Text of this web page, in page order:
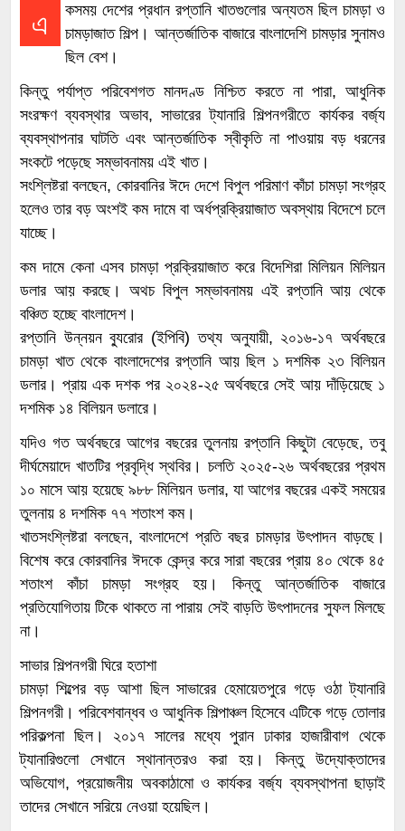
এ
কসময় দেশের প্রধান রপ্তানি খাতগুলোর অন্যতম ছিল চামড়া ও
চামড়াজাত শিল্প। আন্তর্জাতিক বাজারে বাংলাদেশি চামড়ার সুনামও
ছিল বেশ।
কিন্তু পর্যাপ্ত পরিবেশগত মানদণ্ড নিশ্চিত করতে না পারা, আধুনিক
সংরক্ষণ ব্যবস্থার অভাব, সাভারের ট্যানারি শিল্পনগরীতে কার্যকর বর্জ্য
ব্যবস্থাপনার ঘাটতি এবং আন্তর্জাতিক স্বীকৃতি না পাওয়ায় বড় ধরনের
সংকটে পড়েছে সম্ভাবনাময় এই খাত।
সংশ্লিষ্টরা বলছেন, কোরবানির ঈদে দেশে বিপুল পরিমাণ কাঁচা চামড়া সংগ্রহ
হলেও তার বড় অংশই কম দামে বা অর্ধপ্রক্রিয়াজাত অবস্থায় বিদেশে চলে
যাচ্ছে।
কম দামে কেনা এসব চামড়া প্রক্রিয়াজাত করে বিদেশিরা মিলিয়ন মিলিয়ন
ডলার আয় করছে। অথচ বিপুল সম্ভাবনাময় এই রপ্তানি আয় থেকে
বঞ্চিত হচ্ছে বাংলাদেশ।
রপ্তানি উন্নয়ন ব্যুরোর (ইপিবি) তথ্য অনুযায়ী, ২০১৬-১৭ অর্থবছরে
চামড়া খাত থেকে বাংলাদেশের রপ্তানি আয় ছিল ১ দশমিক ২৩ বিলিয়ন
ডলার। প্রায় এক দশক পর ২০২৪-২৫ অর্থবছরে সেই আয় দাঁড়িয়েছে ১
দশমিক ১৪ বিলিয়ন ডলারে।
যদিও গত অর্থবছরে আগের বছরের তুলনায় রপ্তানি কিছুটা বেড়েছে, তবু
দীর্ঘমেয়াদে খাতটির প্রবৃদ্ধি স্থবির। চলতি ২০২৫-২৬ অর্থবছরের প্রথম
১০ মাসে আয় হয়েছে ৯৮৮ মিলিয়ন ডলার, যা আগের বছরের একই সময়ের
তুলনায় ৪ দশমিক ৭৭ শতাংশ কম।
খাতসংশ্লিষ্টরা বলছেন, বাংলাদেশে প্রতি বছর চামড়ার উৎপাদন বাড়ছে।
বিশেষ করে কোরবানির ঈদকে কেন্দ্র করে সারা বছরের প্রায় ৪০ থেকে ৪৫
শতাংশ কাঁচা চামড়া সংগ্রহ হয়। কিন্তু আন্তর্জাতিক বাজারে
প্রতিযোগিতায় টিকে থাকতে না পারায় সেই বাড়তি উৎপাদনের সুফল মিলছে
না।
সাভার শিল্পনগরী ঘিরে হতাশা
চামড়া শিল্পের বড় আশা ছিল সাভারের হেমায়েতপুরে গড়ে ওঠা ট্যানারি
শিল্পনগরী। পরিবেশবান্ধব ও আধুনিক শিল্পাঞ্চল হিসেবে এটিকে গড়ে তোলার
পরিকল্পনা ছিল। ২০১৭ সালের মধ্যে পুরান ঢাকার হাজারীবাগ থেকে
ট্যানারিগুলো সেখানে স্থানান্তরও করা হয়। কিন্তু উদ্যোক্তাদের
অভিযোগ, প্রয়োজনীয় অবকাঠামো ও কার্যকর বর্জ্য ব্যবস্থাপনা ছাড়াই
তাদের সেখানে সরিয়ে নেওয়া হয়েছিল।